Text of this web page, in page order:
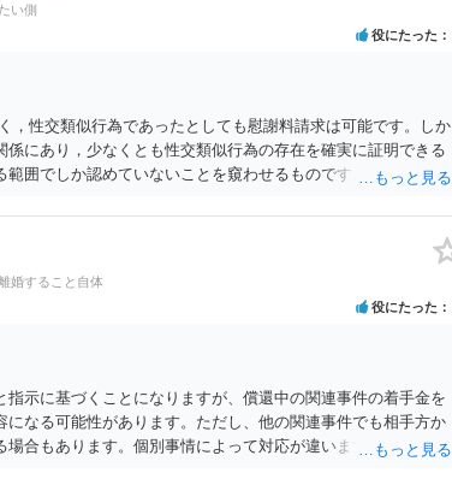
い側
役にたった
性交類似行為であったとしても慰謝料請求は可能です。しか
にあり，少なくとも性交類似行為の存在を確実に証明できる
範囲でしか認めていないことを窺わせるものです。）。ですか
しれません。 ②夫との今後のことを考えて書いてもらうか否か
以上のことを証明（証明力を強めることも含む）できるので
の均衡のように思います。 ③行政書士に委任をしているのであ
すが，その行政書士との協議になると思います。請求するか，
性交類似行為は認めているのか，それさえも否定しているの
と思います。 ④性交類似行為を認めているにもかかわらず支
も同じだと思います。）への対応ではあまり変わらないよう
交渉でもよいように思いますが，ゼロかどうかの観点であれ
す。そうしますと，お近くの弁護士に相談して進めることを
婚すること自体
役にたった
示に基づくことになりますが、償還中の関連事件の着手金を
なる可能性があります。ただし、他の関連事件でも相手方か
場合もあります。個別事情によって対応が違いますので、法テ